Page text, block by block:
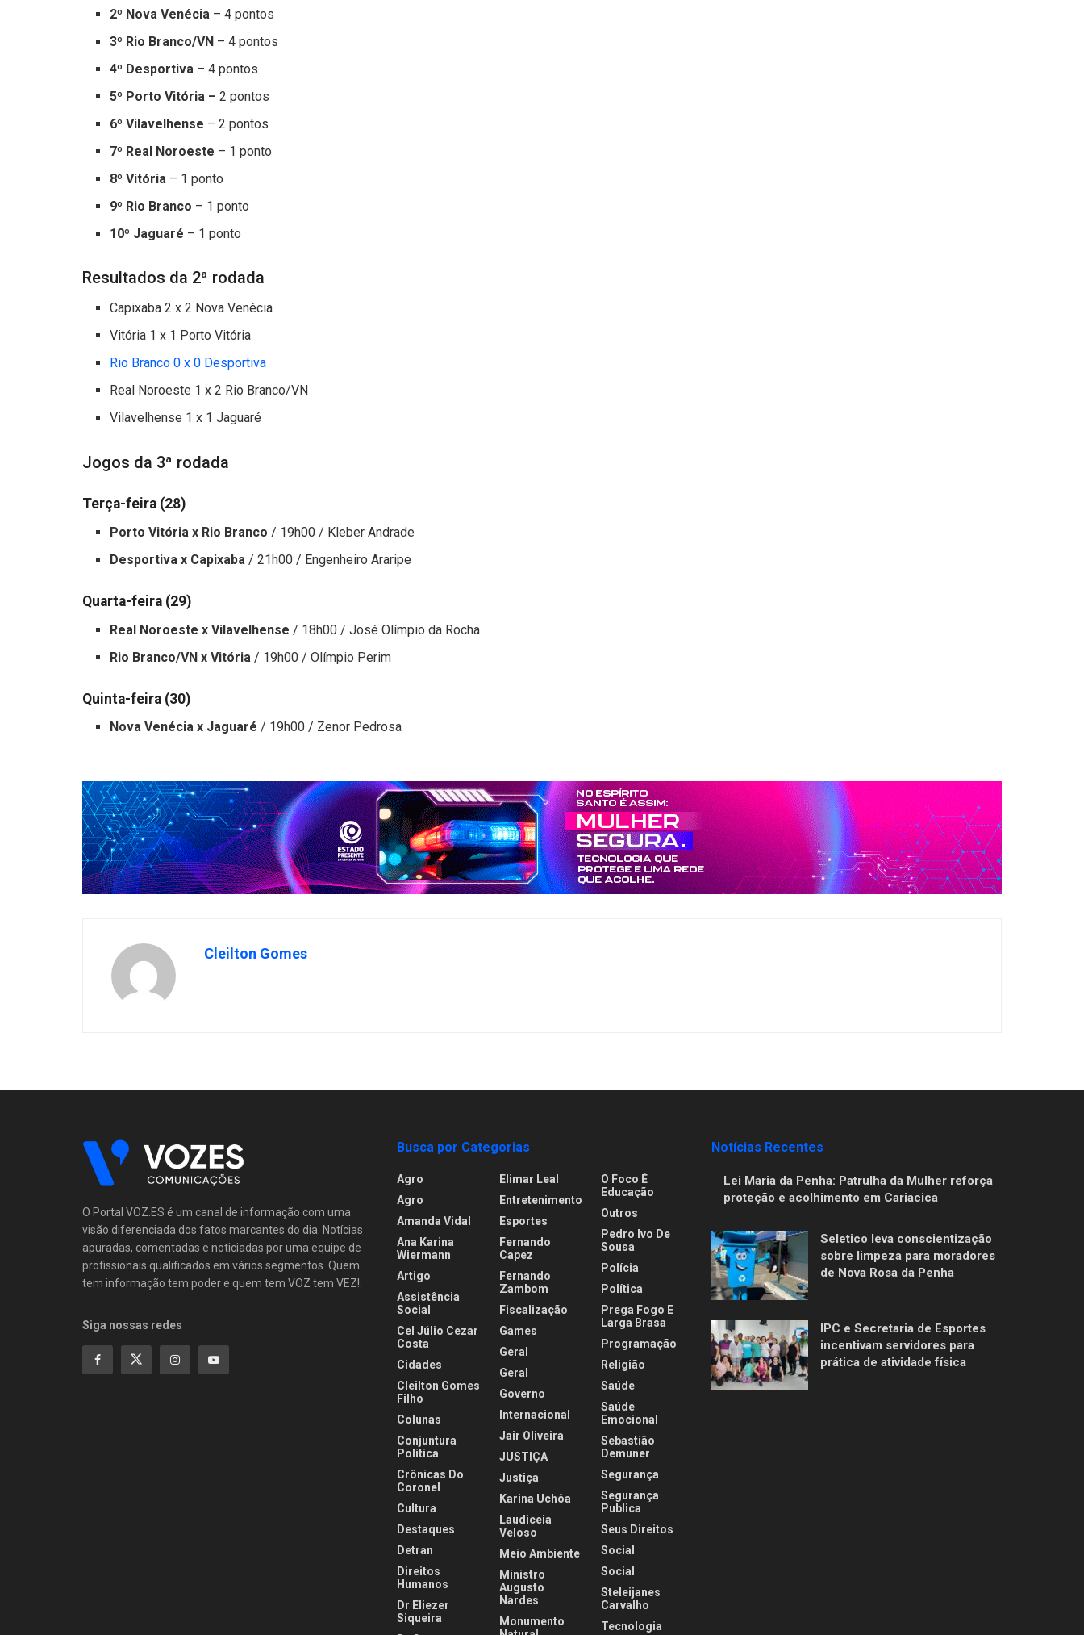
2º Nova Venécia – 4 pontos
3º Rio Branco/VN – 4 pontos
4º Desportiva – 4 pontos
5º Porto Vitória – 2 pontos
6º Vilavelhense – 2 pontos
7º Real Noroeste – 1 ponto
8º Vitória – 1 ponto
9º Rio Branco – 1 ponto
10º Jaguaré – 1 ponto
Resultados da 2ª rodada
Capixaba 2 x 2 Nova Venécia
Vitória 1 x 1 Porto Vitória
Rio Branco 0 x 0 Desportiva
Real Noroeste 1 x 2 Rio Branco/VN
Vilavelhense 1 x 1 Jaguaré
Jogos da 3ª rodada
Terça-feira (28)
Porto Vitória x Rio Branco / 19h00 / Kleber Andrade
Desportiva x Capixaba / 21h00 / Engenheiro Araripe
Quarta-feira (29)
Real Noroeste x Vilavelhense / 18h00 / José Olímpio da Rocha
Rio Branco/VN x Vitória / 19h00 / Olímpio Perim
Quinta-feira (30)
Nova Venécia x Jaguaré / 19h00 / Zenor Pedrosa
Cleilton Gomes
O Portal VOZ.ES é um canal de informação com uma
visão diferenciada dos fatos marcantes do dia. Notícias
apuradas, comentadas e noticiadas por uma equipe de
profissionais qualificados em vários segmentos. Quem
tem informação tem poder e quem tem VOZ tem VEZ!.
Siga nossas redes
Busca por Categorias
Agro
Agro
Amanda Vidal
Ana Karina
Wiermann
Artigo
Assistência
Social
Cel Júlio Cezar
Costa
Cidades
Cleilton Gomes
Filho
Colunas
Conjuntura
Politica
Crônicas Do
Coronel
Cultura
Destaques
Detran
Direitos
Humanos
Dr Eliezer
Siqueira
Elimar Leal
Entretenimento
Esportes
Fernando
Capez
Fernando
Zambom
Fiscalização
Games
Geral
Geral
Governo
Internacional
Jair Oliveira
JUSTIÇA
Justiça
Karina Uchôa
Laudiceia
Veloso
Meio Ambiente
Ministro
Augusto
Nardes
Monumento
O Foco É
Educação
Outros
Pedro Ivo De
Sousa
Polícia
Política
Prega Fogo E
Larga Brasa
Programação
Religião
Saúde
Saúde
Emocional
Sebastião
Demuner
Segurança
Segurança
Publica
Seus Direitos
Social
Social
Steleijanes
Carvalho
Tecnologia
Notícias Recentes
Lei Maria da Penha: Patrulha da Mulher reforça
proteção e acolhimento em Cariacica
Seletico leva conscientização
sobre limpeza para moradores
de Nova Rosa da Penha
IPC e Secretaria de Esportes
incentivam servidores para
prática de atividade física